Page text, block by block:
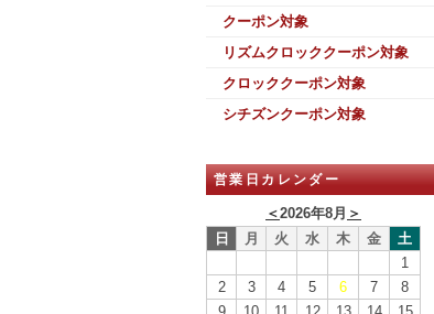
クーポン対象
リズムクロッククーポン対象
クロッククーポン対象
シチズンクーポン対象
営業日カレンダー
＜2026年8月 ＞
日
月 火 水 木 金
土
1
2
3 4 5 6 7
8